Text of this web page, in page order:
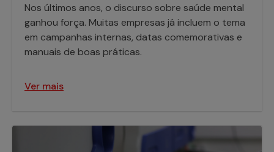
Nos últimos anos, o discurso sobre saúde mental
ganhou força. Muitas empresas já incluem o tema
em campanhas internas, datas comemorativas e
manuais de boas práticas.
Ver mais